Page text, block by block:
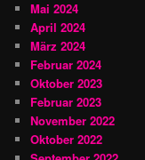
Mai 2024
April 2024
März 2024
Februar 2024
Oktober 2023
Februar 2023
November 2022
Oktober 2022